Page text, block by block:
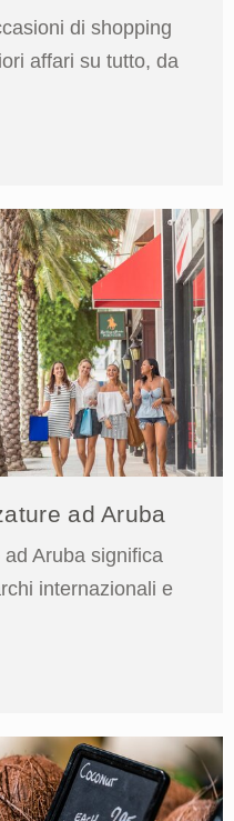
di shopping
affari su tutto, da
ad Aruba
Aruba significa
internazionali e